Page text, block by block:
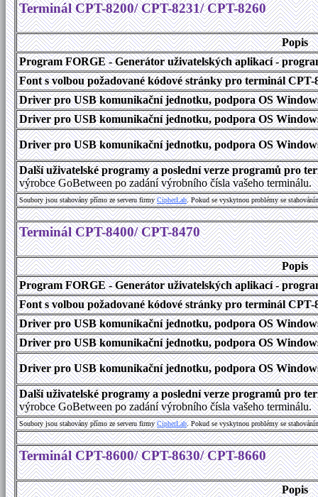
Terminál CPT-8200/ CPT-8231/ CPT-8260
Popis
Program FORGE - Generátor uživatelských aplikací -
Font s volbou požadované kódové stránky pro terminál
Driver pro USB komunikační jednotku, podpora OS
Driver pro USB komunikační jednotku, podpora OS
Driver pro USB komunikační jednotku, podpora OS
Další uživatelské programy a poslední verze programů pro
výrobce GoBetween po zadání výrobního čísla vašeho terminálu.
Soubory jsou stahovány přímo ze serveru firmyCipherLab. Pokud se vyskytnou problémy se
Terminál CPT-8400/ CPT-8470
Popis
Program FORGE - Generátor uživatelských aplikací -
Font s volbou požadované kódové stránky pro terminál
Driver pro USB komunikační jednotku, podpora OS
Driver pro USB komunikační jednotku, podpora OS
Driver pro USB komunikační jednotku, podpora OS
Další uživatelské programy a poslední verze programů pro
výrobce GoBetween po zadání výrobního čísla vašeho terminálu.
Soubory jsou stahovány přímo ze serveru firmyCipherLab. Pokud se vyskytnou problémy se
Terminál CPT-8600/ CPT-8630/ CPT-8660
Popis